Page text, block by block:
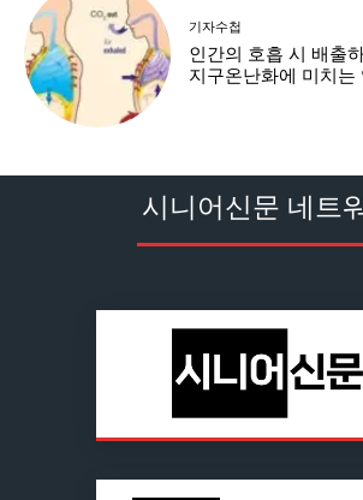
기자수첩
인간의 호흡 시 배출
지구온난화에 미치는
시니어신문 네트